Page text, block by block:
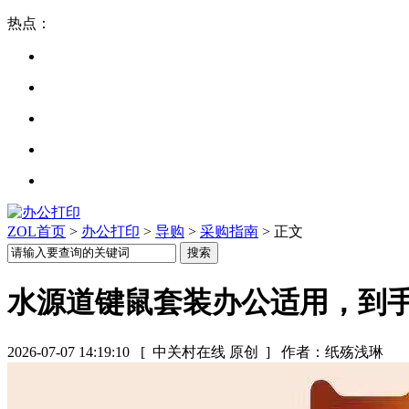
热点：
ZOL首页 > 办公打印 > 导购 > 采购指南 > 正文
水源道键鼠套装办公适用，到
2026-07-07 14:19:10 [ 中关村在线 原创 ] 作者：纸殇浅琳